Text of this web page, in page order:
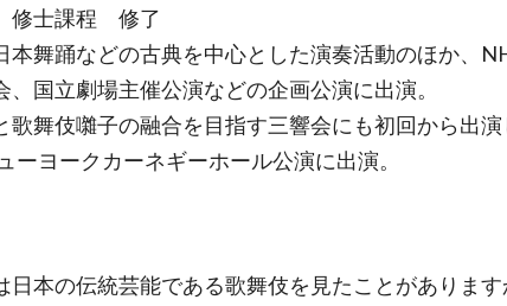
修士課程 修了
本舞踊などの古典を中心とした演奏活動のほか、
、国立劇場主催公演などの企画公演に出演。
歌舞伎囃子の融合を目指す三響会にも初回から出演
ーヨークカーネギーホール公演に出演。
日本の伝統芸能である歌舞伎を見たことがあります